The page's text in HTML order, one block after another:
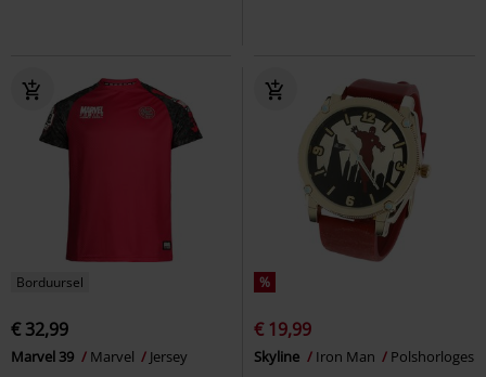
Borduursel
€ 32,99
Marvel 39 Marvel Jersey
%
€ 19,99
Skyline Iron Man Polshorloges